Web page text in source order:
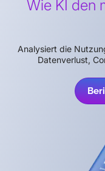
Wie KI den
Analysiert die
Datenverlust,